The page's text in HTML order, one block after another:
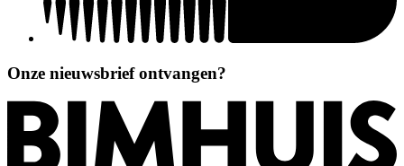
Onze nieuwsbrief ontvangen?